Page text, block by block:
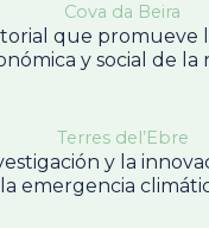
Cova da Beira
que promueve
y social de la
Terres del’Ebre
y la
emergencia